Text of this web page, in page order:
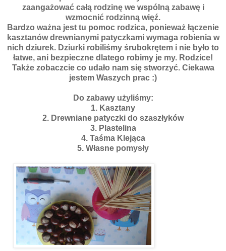
zaangażować całą rodzinę we wspólną zabawę i
wzmocnić rodzinną więź.
Bardzo ważna jest tu pomoc rodzica, ponieważ łączenie
kasztanów drewnianymi patyczkami wymaga robienia w
nich dziurek. Dziurki robiliśmy śrubokrętem i nie było to
łatwe, ani bezpieczne dlatego robimy je my. Rodzice!
Także zobaczcie co udało nam się stworzyć. Ciekawa
jestem Waszych prac :)
Do zabawy użyliśmy:
1. Kasztany
2. Drewniane patyczki do szaszłyków
3. Plastelina
4. Taśma Klejąca
5. Własne pomysły